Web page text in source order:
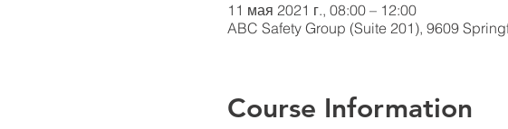
11 мая 2021 г., 08:00 – 12:00
ABC Safety Group (Suite 201), 9609
Course Information